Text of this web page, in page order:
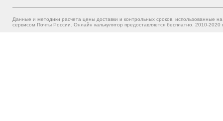
Данные и методики расчета цены доставки и контрольных сроков, использованные
сервисом Почты России. Онлайн калькулятор предоставляется бесплатно. 2010-2020